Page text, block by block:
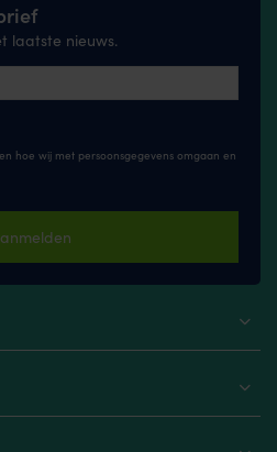
laatste nieuws.
hoe wij met persoonsgegevens omgaan en